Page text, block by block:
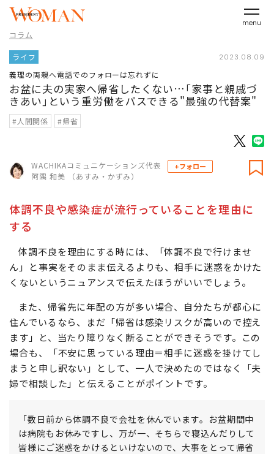
menu
コラム
ライフ 2023.08.09
義理の両親へ電話でのフォローは忘れずに
お盆に夫の実家へ帰省したくない…｢家事と親戚づ
きあい｣という重労働をパスできる"最強の代替案"
#人間関係 #帰省
WACHIKAコミュニケーションズ代表
阿隅 和美 （あすみ・かずみ）
+フォロー
体調不良や感染症が流行っていることを理由に
する
体調不良を理由にする時には、「体調不良で行けませ
ん」と事実をそのまま伝えるよりも、相手に迷惑をかけた
くないというニュアンスで伝えたほうがいいでしょう。
また、帰省先に年配の方が多い場合、自分たちが都心に
住んでいるなら、まだ「帰省は感染リスクが高いので控え
ます」と、当たり障りなく断ることができそうです。この
場合も、「不安に思っている理由＝相手に迷惑を掛けてし
まうと申し訳ない」として、一人で決めたのではなく「夫
婦で相談した」と伝えることがポイントです。
「数日前から体調不良で会社を休んでいます。お盆期間中
は病院もお休みですし、万が一、そちらで寝込んだりして
皆様にご迷惑をかけるといけないので、大事をとって帰省